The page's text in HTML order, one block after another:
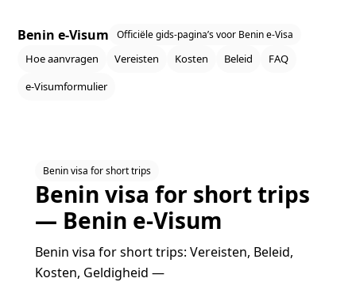
Benin e‑Visum Officiële gids‑pagina’s voor Benin e‑Visa
Hoe aanvragen Vereisten Kosten Beleid
FAQ
e‑Visumformulier
Benin visa for short trips
Benin visa for short trips
— Benin e‑Visum
Benin visa for short trips: Vereisten, Beleid,
Kosten, Geldigheid —